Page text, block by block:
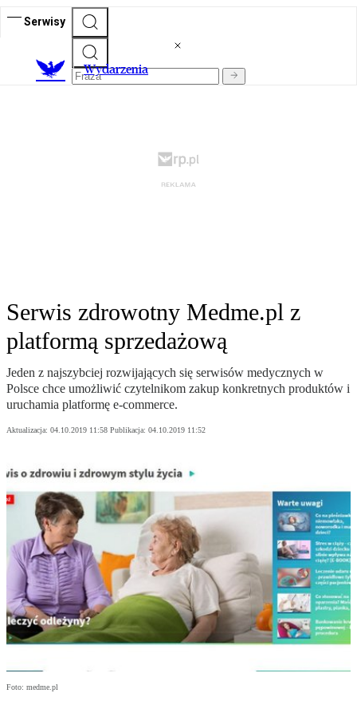
Serwisy
Wydarzenia
Serwis zdrowotny Medme.pl z
platformą sprzedażową
Jeden z najszybciej rozwijających się serwisów medycznych w
Polsce chce umożliwić czytelnikom zakup konkretnych produktów i
uruchamia platformę e-commerce.
Aktualizacja: 04.10.2019 11:58 Publikacja: 04.10.2019 11:52
Foto: medme.pl